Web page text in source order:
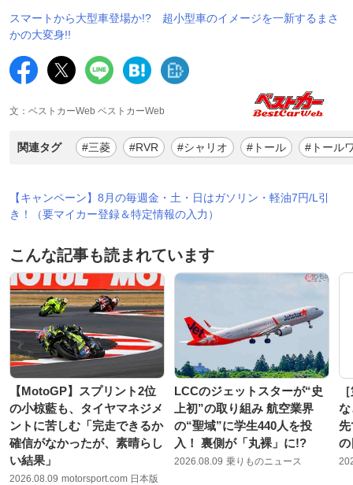
スマートから大型車登場か!? 超小型車のイメージを一新するまさ
かの大変身!!
文：ベストカーWeb ベストカーWeb
関連タグ #三菱 #RVR #シャリオ #トール #トール
【キャンペーン】8月の毎週金・土・日はガソリン・軽油7円/L引
き！（要マイカー登録＆特定情報の入力）
こんな記事も読まれています
【MotoGP】スプリント2位
の小椋藍も、タイヤマネジメ
ントに苦しむ「完走できるか
確信がなかったが、素晴らし
い結果」
2026.08.09 motorsport.com 日本版
LCCのジェットスターが“史
上初”の取り組み 航空業界
の“聖域”に学生440人を投
入！ 裏側が「丸裸」に!?
2026.08.09 乗りものニュース
な
先
の